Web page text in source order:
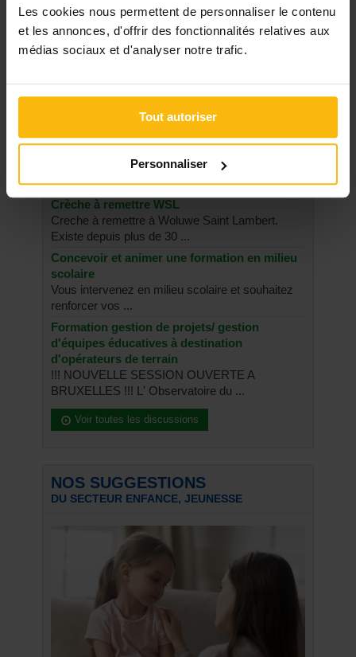
Les cookies nous permettent de personnaliser le contenu
et les annonces, d'offrir des fonctionnalités relatives aux
médias sociaux et d'analyser notre trafic.
Tout autoriser
Personnaliser
de la crise sanitaire"
27/06/16
signalements en 2015
SUR LE FORUM
ENFANCE, JEUNESSE
Crèche à remettre WSL
Creche à remettre à Woluwe Saint Lambert.
Existe depuis plus de 30 ...
Concevoir et animer une formation en milieu
scolaire
Vous intervenez en milieu scolaire et souhaitez
renforcer vos ...
Formation gestion de projets/ gestion
d'équipes éducatives à destination
d'opérateurs de terrain
!!! NOUVELLE SESSION OUVERTE A
BRUXELLES !!! L' Observatoire du ...
Voir toutes les discussions
NOS SUGGESTIONS
DU SECTEUR ENFANCE, JEUNESSE